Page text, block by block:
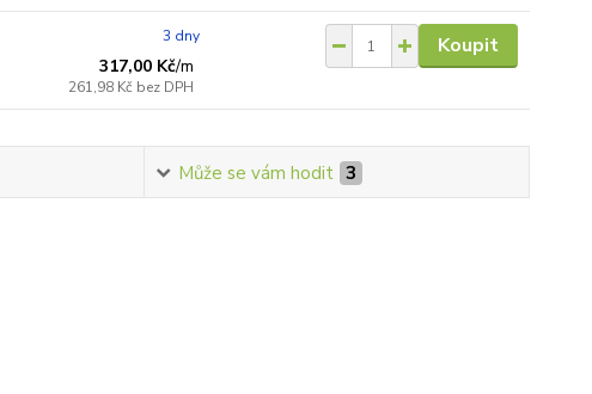
317,00 Kč/m
261,98 Kč bez DPH
3 dny Koupit
Může se vám hodit 3